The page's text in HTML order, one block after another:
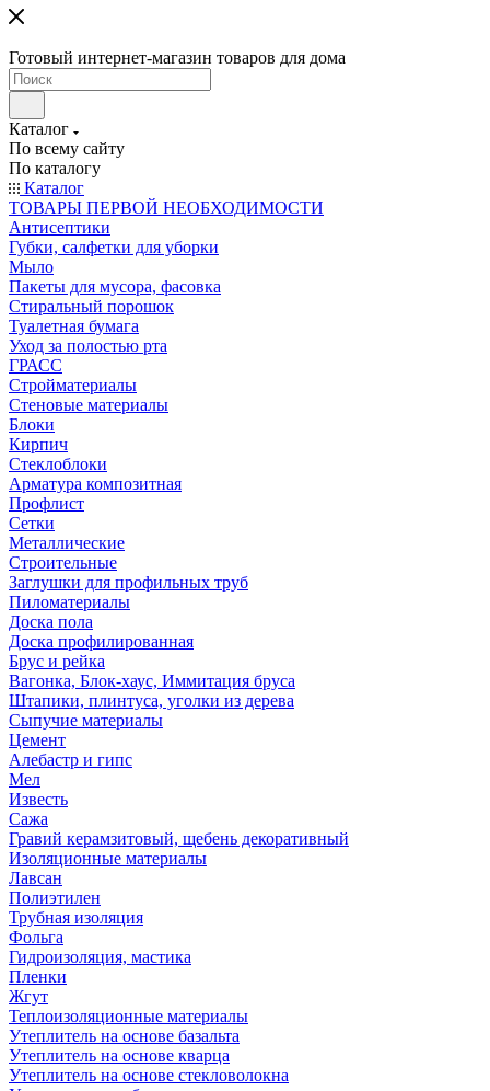
Готовый интернет-магазин товаров для дома
Каталог
По всему сайту
По каталогу
Каталог
ТОВАРЫ ПЕРВОЙ НЕОБХОДИМОСТИ
Антисептики
Губки, салфетки для уборки
Мыло
Пакеты для мусора, фасовка
Стиральный порошок
Туалетная бумага
Уход за полостью рта
ГРАСС
Стройматериалы
Стеновые материалы
Блоки
Кирпич
Стеклоблоки
Арматура композитная
Профлист
Сетки
Металлические
Строительные
Заглушки для профильных труб
Пиломатериалы
Доска пола
Доска профилированная
Брус и рейка
Вагонка, Блок-хаус, Иммитация бруса
Штапики, плинтуса, уголки из дерева
Сыпучие материалы
Цемент
Алебастр и гипс
Мел
Известь
Сажа
Гравий керамзитовый, щебень декоративный
Изоляционные материалы
Лавсан
Полиэтилен
Трубная изоляция
Фольга
Гидроизоляция, мастика
Пленки
Жгут
Теплоизоляционные материалы
Утеплитель на основе базальта
Утеплитель на основе кварца
Утеплитель на основе стекловолокна